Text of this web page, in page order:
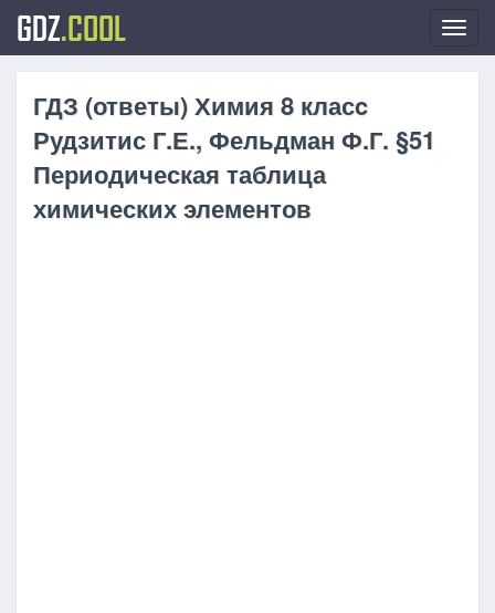
GDZ.COOL
ГДЗ (ответы) Химия 8 класc
Рудзитис Г.Е., Фельдман Ф.Г. §51
Периодическая таблица
химических элементов